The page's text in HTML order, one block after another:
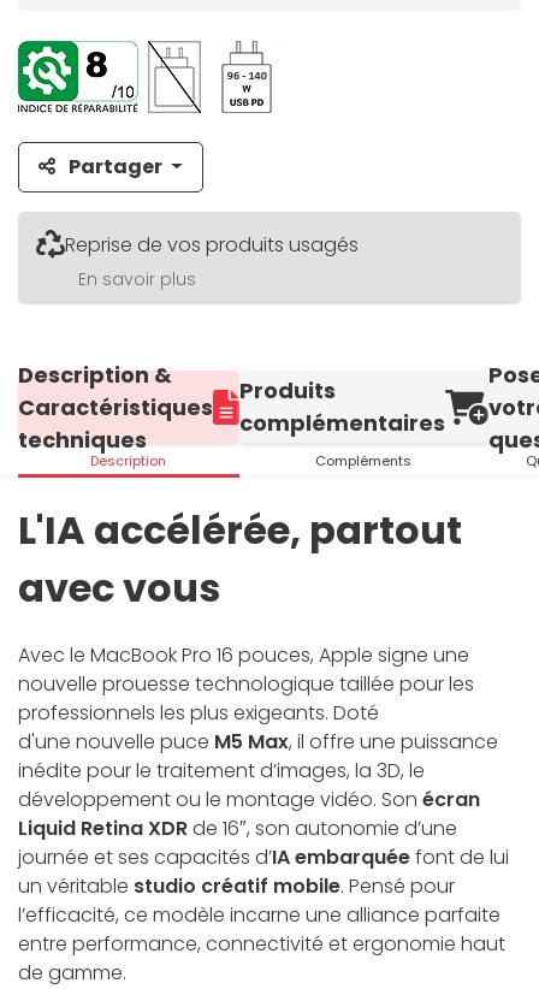
Partager
Reprise de vos produits usagés
En savoir plus
Description &
Caractéristiques
techniques
Description
Produits
complémentaires
Compléments
L'IA accélérée, partout
avec vous
Avec le MacBook Pro 16 pouces, Apple signe une
nouvelle prouesse technologique taillée pour les
professionnels les plus exigeants. Doté
d'une nouvelle puce M5 Max, il offre une puissance
inédite pour le traitement d’images, la 3D, le
développement ou le montage vidéo. Son écran
Liquid Retina XDRde 16″, son autonomie d’une
journée et ses capacités d’IA embarquéefont de lui
un véritable studio créatif mobile. Pensé pour
l’efficacité, ce modèle incarne une alliance parfaite
entre performance, connectivité et ergonomie haut
de gamme.